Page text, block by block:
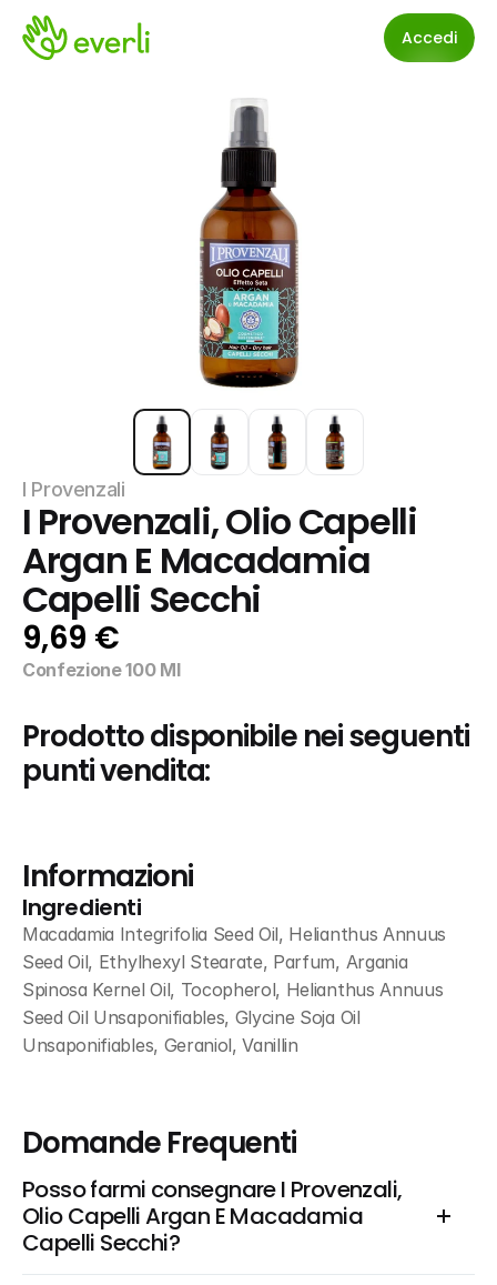
Accedi
I Provenzali
I Provenzali, Olio Capelli
Argan E Macadamia
Capelli Secchi
9,69 €
Confezione 100 Ml
Prodotto disponibile nei seguenti
punti vendita:
Informazioni
Ingredienti
Macadamia Integrifolia Seed Oil, Helianthus Annuus
Seed Oil, Ethylhexyl Stearate, Parfum, Argania
Spinosa Kernel Oil, Tocopherol, Helianthus Annuus
Seed Oil Unsaponifiables, Glycine Soja Oil
Unsaponifiables, Geraniol, Vanillin
Domande Frequenti
Posso farmi consegnare I Provenzali,
Olio Capelli Argan E Macadamia
Capelli Secchi?